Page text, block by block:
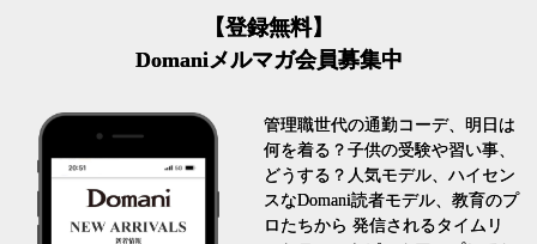
【登録無料】
Domaniメルマガ会員募集中
管理職世代の通勤コーデ、明日は
何を着る？子供の受験や習い事、
どうする？人気モデル、ハイセン
スなDomani読者モデル、教育のプ
ロたちから 発信されるタイムリ